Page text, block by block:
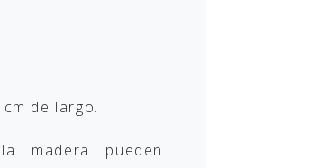
de largo.
madera pueden